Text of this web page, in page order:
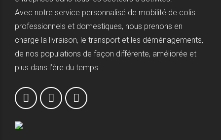
Avec notre service personnalisé de mobilité de colis
professionnels et domestiques, nous prenons en
charge la livraison, le transport et les déménagements,
de nos populations de façon différente, améliorée et
plus dans l’ère du temps.